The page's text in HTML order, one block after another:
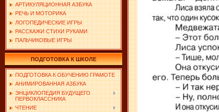
АРТИКУЛЯЦИОННАЯ АЗБУКА
РЕЧЬ И МОТОРИКА
ЛОГОПЕДИЧЕСКИЕ ИГРЫ
РАССКАЖИ СТИХИ РУКАМИ
ПАЛЬЧИКОВЫЕ ИГРЫ
ПОДГОТОВКА К ШКОЛЕ
ПОДГОТОВКА К ОБУЧЕНИЮ ГРАМОТЕ
АНИМИРОВАННАЯ АЗБУКА
ЭНЦИКЛОПЕДИЯ БУДУЩЕГО
ПЕРВОКЛАССНИКА
ЧТЕНИЕ